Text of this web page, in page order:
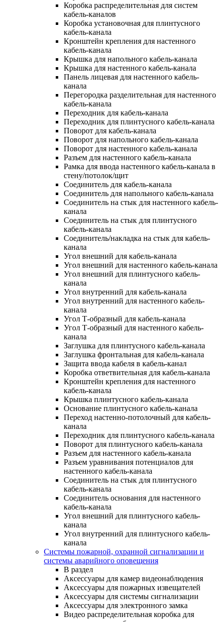
Коробка распределительная для систем
кабель-каналов
Коробка установочная для плинтусного
кабель-канала
Кронштейн крепления для настенного
кабель-канала
Крышка для напольного кабель-канала
Крышка для настенного кабель-канала
Панель лицевая для настенного кабель-
канала
Перегородка разделительная для настенного
кабель-канала
Переходник для кабель-канала
Переходник для плинтусного кабель-канала
Поворот для кабель-канала
Поворот для напольного кабель-канала
Поворот для настенного кабель-канала
Разъем для настенного кабель-канала
Рамка для ввода настенного кабель-канала в
стену/потолок/щит
Соединитель для кабель-канала
Соединитель для напольного кабель-канала
Соединитель на стык для настенного кабель-
канала
Соединитель на стык для плинтусного
кабель-канала
Соединитель/накладка на стык для кабель-
канала
Угол внешний для кабель-канала
Угол внешний для настенного кабель-канала
Угол внешний для плинтусного кабель-
канала
Угол внутренний для кабель-канала
Угол внутренний для настенного кабель-
канала
Угол Т-образный для кабель-канала
Угол Т-образный для настенного кабель-
канала
Заглушка для плинтусного кабель-канала
Заглушка фронтальная для кабель-канала
Защита ввода кабеля в кабель-канал
Коробка ответвительная для кабель-канала
Кронштейн крепления для настенного
кабель-канала
Крышка плинтусного кабель-канала
Основание плинтусного кабель-канала
Переход настенно-потолочный для кабель-
канала
Переходник для плинтусного кабель-канала
Поворот для плинтусного кабель-канала
Разъем для настенного кабель-канала
Разъем уравнивания потенциалов для
настенного кабель-канала
Соединитель на стык для плинтусного
кабель-канала
Соединитель основания для настенного
кабель-канала
Угол внешний для плинтусного кабель-
канала
Угол внутренний для плинтусного кабель-
канала
Системы пожарной, охранной сигнализации и
системы аварийного оповещения
В раздел
Аксессуары для камер видеонаблюдения
Аксессуары для пожарных извещателей
Аксессуары для системы сигнализации
Аксессуары для электронного замка
Видео распределительная коробка для